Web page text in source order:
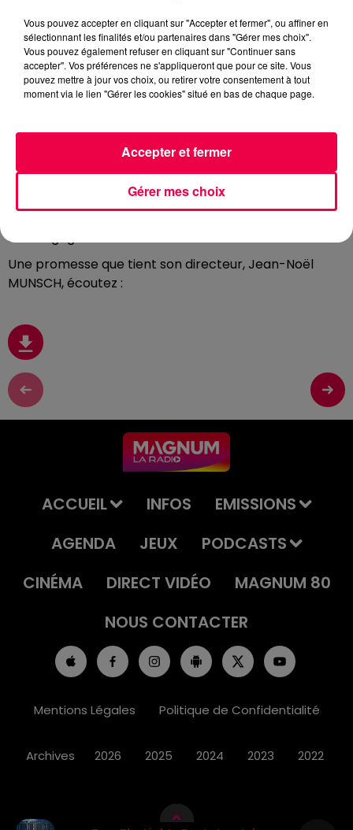
0:00 1 min 47 sec
23 février 2026 - 1 min 47 sec
Direction Dinozé dans les Vosges et plus précisément
à La Miroiterie de la plaine.
seul engagement : la satisfaction client.
Une promesse que tient son directeur, Jean-Noël
MUNSCH, écoutez :
ACCUEIL INFOS
EMISSIONS
AGENDA
JEUX
PODCASTS
CINÉMA
DIRECT VIDÉO
MAGNUM 80
NOUS CONTACTER
Mentions Légales Politique de Confidentialité
Archives 2026 2025 2024 2023 2022
Vous pouvez accepter en cliquant sur "Accepter et fermer", ou affiner en
sélectionnant les finalités et/ou partenaires dans "Gérer mes choix".
Vous pouvez également refuser en cliquant sur "Continuer sans
accepter". Vos préférences ne s'appliqueront que pour ce site. Vous
pouvez mettre à jour vos choix, ou retirer votre consentement à tout
moment via le lien "Gérer les cookies" situé en bas de chaque page.
Gérer mes choix
Accepter et fermer